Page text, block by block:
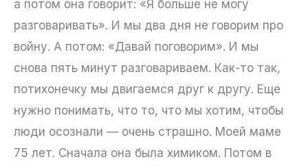
а потом она говорит: «Я больше не могу
разговаривать». И мы два дня не говорим про
войну. А потом: «Давай поговорим». И мы
снова пять минут разговариваем. Как-то так,
потихонечку мы двигаемся друг к другу. Еще
нужно понимать, что то, что мы хотим, чтобы
люди осознали — очень страшно. Моей маме
75 лет. Сначала она была химиком. Потом в